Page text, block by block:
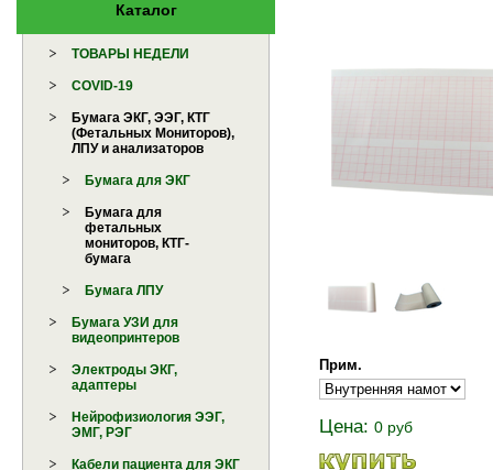
Каталог
ТОВАРЫ НЕДЕЛИ
COVID-19
Бумага ЭКГ, ЭЭГ, КТГ
(Фетальных Мониторов),
ЛПУ и анализаторов
Бумага для ЭКГ
Бумага для
фетальных
мониторов, КТГ-
бумага
Бумага ЛПУ
Бумага УЗИ для
видеопринтеров
Электроды ЭКГ,
адаптеры
Нейрофизиология ЭЭГ,
ЭМГ, РЭГ
Кабели пациента для ЭКГ
Прим.
Цена: 0 руб